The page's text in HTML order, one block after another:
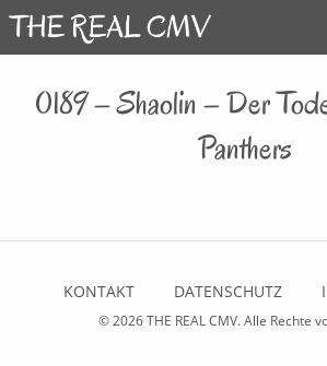
0189 – Shaolin – Der
Panthers
KONTAKT DATENSCHUTZ
© 2026THE REAL CMV. Alle Rechte